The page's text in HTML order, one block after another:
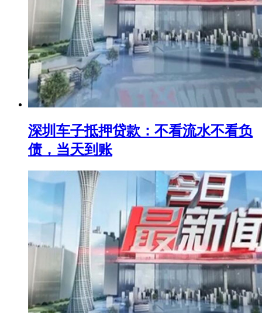
深圳车子抵押贷款：不看流水不看负
债，当天到账